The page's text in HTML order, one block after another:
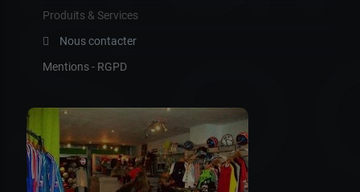
Produits & Services
Nous contacter
Mentions - RGPD